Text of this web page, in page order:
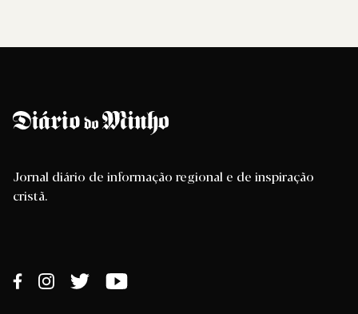
Jornal diário de informação regional e de inspiração
cristã.